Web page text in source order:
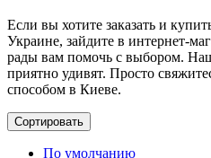
Если вы хотите заказать и
Украине, зайдите в интернет-
рады вам помочь с выбором.
приятно удивят. Просто
способом в Киеве.
Сортировать
По умолчанию